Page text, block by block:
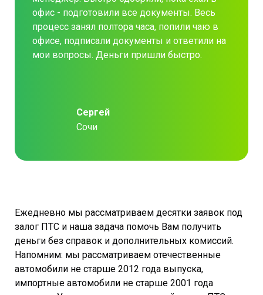
офис - подготовили все документы. Весь
процесс занял полтора часа, попили чаю в
офисе, подписали документы и ответили на
мои вопросы. Деньги пришли быстро.
Сергей
Сочи
Ежедневно мы рассматриваем десятки заявок под
залог ПТС и наша задача помочь Вам получить
деньги без справок и дополнительных комиссий.
Напомним: мы рассматриваем отечественные
автомобили не старше 2012 года выпуска,
импортные автомобили не старше 2001 года